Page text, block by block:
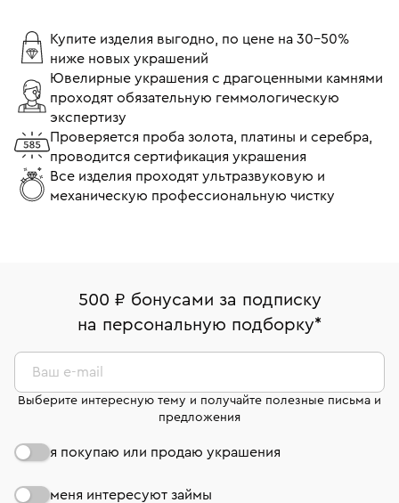
Купите изделия выгодно, по цене на 30-50%
ниже новых украшений
Ювелирные украшения с драгоценными камнями
проходят обязательную геммологическую
экспертизу
Проверяется проба золота, платины и серебра,
проводится сертификация украшения
Все изделия проходят ультразвуковую и
механическую профессиональную чистку
500 ₽ бонусами за подписку
на персональную подборку*
Ваш e-mail
Выберите интересную тему и получайте полезные письма и
предложения
я покупаю или продаю украшения
меня интересуют займы